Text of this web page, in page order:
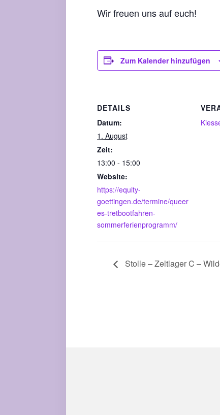
Wir freuen uns auf euch!
Zum Kalender hinzufügen
DETAILS
Datum:
1. August
Zeit:
13:00 - 15:00
Website:
https://equity-
goettingen.de/termine/queer
es-tretbootfahren-
sommerferienprogramm/
Stolle – Zeltlager C –